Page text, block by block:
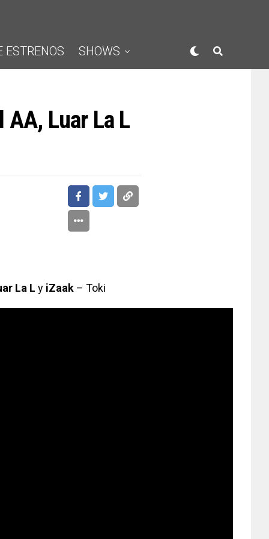
ESTRENOS SHOWS
Luar La L
La L y iZaak – Toki